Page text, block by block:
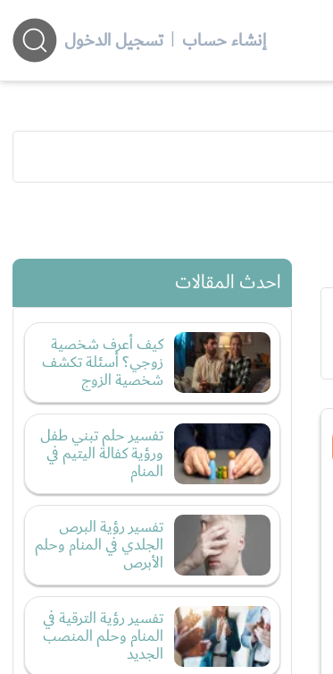
إنشاء حساب | تسجيل الدخول
احدث المقالات
كيف أعرف شخصية
زوجي؟ أسئلة تكشف
شخصية الزوج
تفسير حلم تبني طفل
ورؤية كفالة اليتيم في
المنام
تفسير رؤية البرص
الجلدي في المنام وحلم
الأبرص
تفسير رؤية الترقية في
المنام وحلم المنصب
الجديد